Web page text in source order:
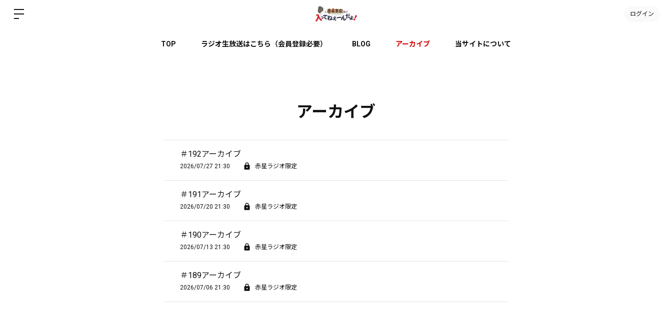
ログイン
TOP ラジオ生放送はこちら（会員登録必要） BLOG アーカイブ 当サイトについて
アーカイブ
＃192アーカイブ
2026/07/27 21:30 赤星ラジオ限定
＃191アーカイブ
2026/07/20 21:30 赤星ラジオ限定
＃190アーカイブ
2026/07/13 21:30 赤星ラジオ限定
＃189アーカイブ
2026/07/06 21:30 赤星ラジオ限定